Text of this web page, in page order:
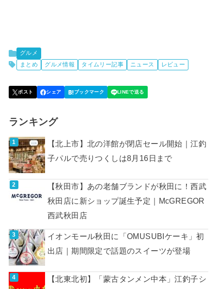
グルメ
まとめ
グルメ情報 タイムリー記事 ニュース レビュー
ランキング
【北上市】北の洋館が閉店セール開始｜江釣
子パルで売りつくしは8月16日まで
【秋田市】あの老舗ブランドが秋田に！西武
秋田店に新ショップ誕生予定｜McGREGOR
西武秋田店
イオンモール秋田に「OMUSUBIケーキ」初
出店｜期間限定で話題のスイーツが登場
【北東北初】「蒙古タンメン中本」江釣子シ